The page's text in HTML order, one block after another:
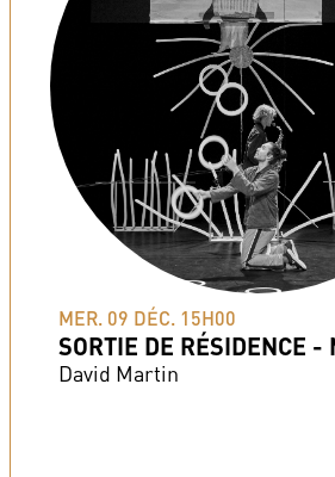
MER. 09 DÉC. 15H00
SORTIE DE RÉSIDENCE -
David Martin